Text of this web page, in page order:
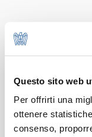
Questo sito web
Per offrirti una
ottenere
consenso,
ANGA:
e centri di
requisiti di